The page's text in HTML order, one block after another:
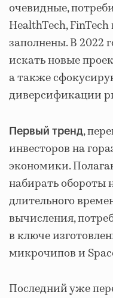
очевидные,
HealthTech,
заполнены. В 2022
искать новые
а также
диверсификации
Первый тренд,
инвесторов на
экономики.
набирать обороты
длительного
вычисления,
в ключе
микрочипов и
Последний уже